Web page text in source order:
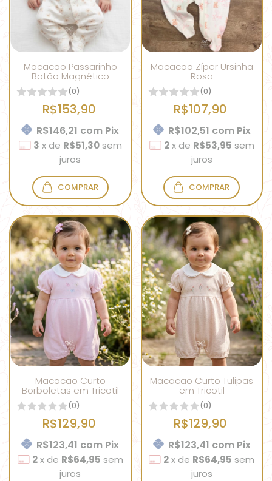
Macacão Passarinho
Botão Magnético
(0)
R$153,90
R$146,21 com Pix
3 x de R$51,30 sem
juros
COMPRAR
Macacão Zíper Ursinha
Rosa
(0)
R$107,90
R$102,51 com Pix
2 x de R$53,95 sem
juros
COMPRAR
Macacão Curto
Borboletas em Tricotil
(0)
R$129,90
R$123,41 com Pix
2 x de R$64,95 sem
juros
Macacão Curto Tulipas
em Tricotil
(0)
R$129,90
R$123,41 com Pix
2 x de R$64,95 sem
juros